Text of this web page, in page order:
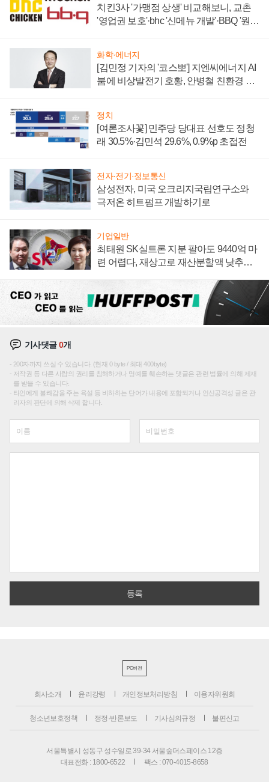
치킨3사 '가맹점 상생' 비교해보니, 교촌
'영업권 보호'·bhc '신메뉴 개발'·BBQ '원가
화학·에너지
[김민정 기자의 '코스뽀'] 지엔씨에너지 AI
붐에 비상발전기 호황, 안병철 친환경 에
정치
[여론조사꽃] 민주당 당대표 선호도 정청
래 30.5%·김민석 29.6%, 0.9%p 초접전
전자·전기·정보통신
삼성전자, 미국 오크리지국립연구소와
극저온 히트펌프 개발하기로
기업일반
최태원 SK실트론 지분 팔아도 9440억 마
련 어렵다, 재상고로 재산분할액 낮추기
기사댓글0개
200자까지 쓰실 수 있습니다. (현재 0 byte / 최대 400byte)
저작권 등 다른 사람의 권리를 침해하거나 명예를 훼손하는 댓글은 관련 법률에 의해 제재
를 받을 수 있습니다.
타인에게 불쾌감을 주는 욕설 등 비하하는 단어가 내용에 포함되거나 인신공격성 글은 관
리자의 판단에 의해 삭제 합니다.
PC버전
회사소개 윤리강령 개인정보처리방침 이용자위원회
청소년보호정책 정정·반론보도 기사심의규정 불편신고
서울특별시 성동구 성수일로 39-34 서울숲더스페이스 12층
대표전화 : 1800-6522
팩스 : 070-4015-8658